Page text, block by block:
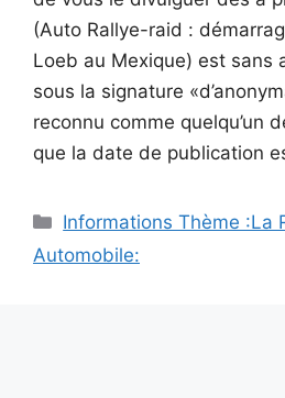
(Auto Rallye-raid :
Loeb au Mexique) est sans
sous la signature
reconnu comme quelqu’un
que la date de publication
Catégories
Informations Thème :La
Automobile: